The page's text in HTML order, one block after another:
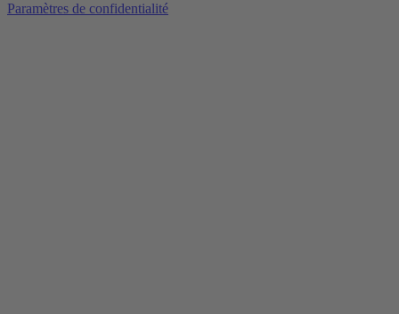
Paramètres de confidentialité